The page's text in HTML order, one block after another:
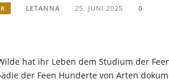
LETANNA 25. JUNI 2025 0
hat ihr Leben dem Studium der
der Feen Hunderte von Arten